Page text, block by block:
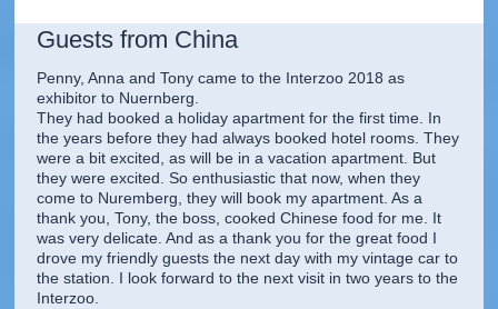
Guests from China
Penny, Anna and Tony came to the Interzoo 2018 as
exhibitor to Nuernberg.
They had booked a holiday apartment for the first time. In
the years before they had always booked hotel rooms. They
were a bit excited, as will be in a vacation apartment. But
they were excited. So enthusiastic that now, when they
come to Nuremberg, they will book my apartment. As a
thank you, Tony, the boss, cooked Chinese food for me. It
was very delicate. And as a thank you for the great food I
drove my friendly guests the next day with my vintage car to
the station. I look forward to the next visit in two years to the
Interzoo.